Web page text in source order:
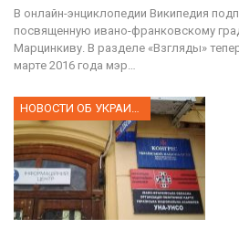
В онлайн-энциклопедии Википедия
посвященную ивано-франковскому
Марцинкиву. В разделе «Взгляды»
марте 2016 года мэр…
НОВОСТИ ОБ УКРАИНЕ